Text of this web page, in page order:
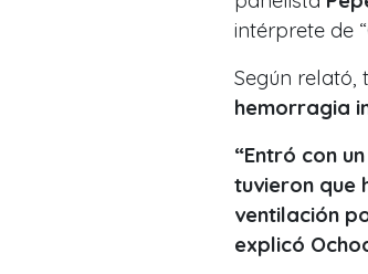
intérprete de
Según relató,
hemorragia
“Entró con
tuvieron que
ventilación
explicó